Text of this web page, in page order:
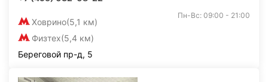
Ховрино(5,1 км)
Физтех(5,4 км)
Пн-Вс: 09:00 - 21:00
Береговой пр-д, 5